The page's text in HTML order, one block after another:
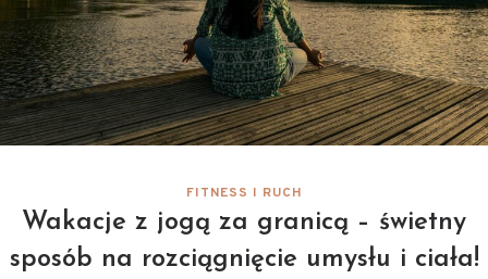
FITNESS I RUCH
Wakacje z jogą za granicą – świetny
sposób na rozciągnięcie umysłu i ciała!